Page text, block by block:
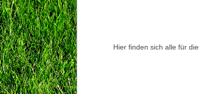
Hier finden sich alle für